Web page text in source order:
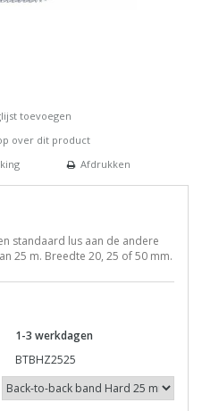
toevoegen
over dit product
Afdrukken
standaard lus aan de andere
25 m. Breedte 20, 25 of 50 mm.
1-3 werkdagen
BTBHZ2525